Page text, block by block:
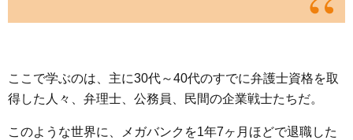
ここで学ぶのは、主に30代～40代のすでに弁護士資格を取
得した人々、弁理士、公務員、民間の企業戦士たちだ。
このような世界に、メガバンクを1年7ヶ月ほどで退職した